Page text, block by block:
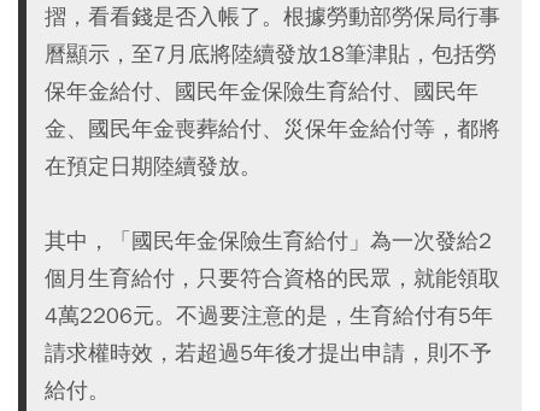
摺，看看錢是否入帳了。根據勞動部勞保局行事
曆顯示，至7月底將陸續發放18筆津貼，包括勞
保年金給付、國民年金保險生育給付、國民年
金、國民年金喪葬給付、災保年金給付等，都將
在預定日期陸續發放。
其中，「國民年金保險生育給付」為一次發給2
個月生育給付，只要符合資格的民眾，就能領取
4萬2206元。不過要注意的是，生育給付有5年
請求權時效，若超過5年後才提出申請，則不予
給付。